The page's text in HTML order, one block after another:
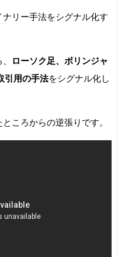
リー手法をシグナル化す
ローソク足、ボリンジャ
引用の手法をシグナル化し
ころからの逆張りです。